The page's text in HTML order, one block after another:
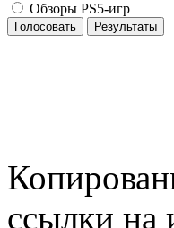
Обзоры PS5-игр
Голосовать Результаты
ссылки на